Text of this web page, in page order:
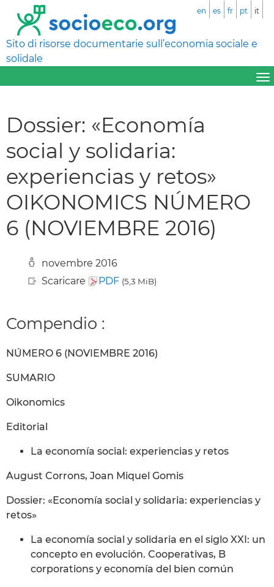
Sito di risorse documentarie sull’economia sociale e
solidale
en es fr pt it
Dossier: «Economía
social y solidaria:
experiencias y retos»
OIKONOMICS NÚMERO
6 (NOVIEMBRE 2016)
novembre 2016
Scaricare
PDF (5,3 MiB)
Compendio :
NÚMERO 6 (NOVIEMBRE 2016)
SUMARIO
Oikonomics
Editorial
La economía social: experiencias y retos
August Corrons, Joan Miquel Gomis
Dossier: «Economía social y solidaria: experiencias y
retos»
La economía social y solidaria en el siglo XXI: un
concepto en evolución. Cooperativas, B
corporations y economía del bien común